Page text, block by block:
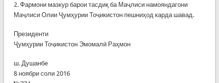
2. Фармони мазкур барои тасдиқ ба Маҷлиси намояндагони
Маҷлиси Олии Ҷумҳурии Тоҷикистон пешниҳод карда шавад.
Президенти
Ҷумҳурии Тоҷикистон Эмомалӣ Раҳмон
ш. Душанбе
8 ноябри соли 2016